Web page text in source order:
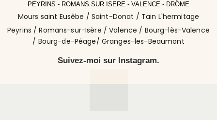
PEYRINS - ROMANS SUR ISERE - VALENCE - DRÖME
Mours saint Eusèbe / Saint-Donat / Tain L'hermitage
Peyrins / Romans-sur-Isère / Valence / Bourg-lès-Valence
/ Bourg-de-Péage/ Granges-les-Beaumont
Suivez-moi sur Instagram.